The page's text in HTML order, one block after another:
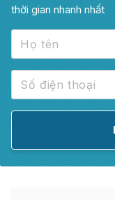
thời gian nhanh nhất